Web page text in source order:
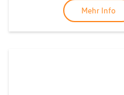
Mehr Info